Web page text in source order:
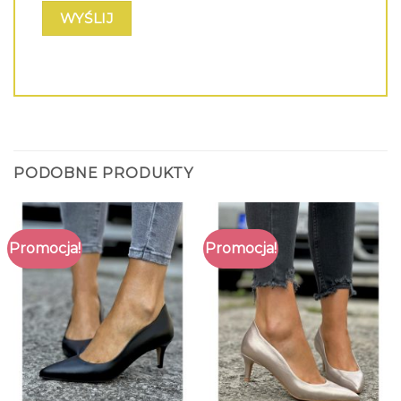
PODOBNE PRODUKTY
Promocja! Promocja!